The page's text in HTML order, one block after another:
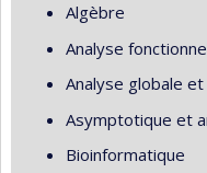
Algèbre
Analyse
Analyse globale
Asymptotique et
Bioinformatique